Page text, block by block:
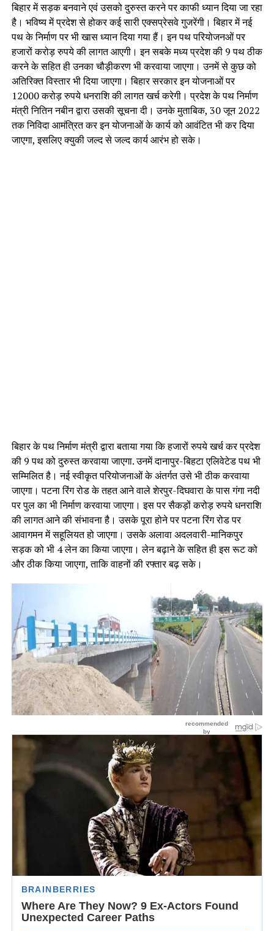
बिहार में सड़क बनवाने एवं उसको दुरुस्‍त करने पर काफी ध्‍यान दिया जा रहा
है। भविष्‍य में प्रदेश से होकर कई सारी एक्‍सप्रेसवे गुजरेंगी। बिहार में नई
पथ के निर्माण पर भी खास ध्‍यान दिया गया हैं। इन पथ परियोजनओं पर
हजारों करोड़ रुपये की लागत आएगी। इन सबके मध्य प्रदेश की 9 पथ ठीक
करने के सहित ही उनका चौड़ीकरण भी करवाया जाएगा। उनमें से कुछ को
अतिरिक्‍त विस्‍तार भी दिया जाएगा। बिहार सरकार इन योजनाओं पर
12000 करोड़ रुपये धनराशि की लागत खर्च करेगी। प्रदेश के पथ निर्माण
मंत्री नितिन नबीन द्वारा उसकी सूचना दी। उनके मुताबिक, 30 जून 2022
तक निविदा आमंत्रित कर इन योजनाओं के कार्य को आवंटित भी कर दिया
जाएगा, इसलिए क्युकी जल्‍द से जल्द कार्य आरंभ हो सके।
बिहार के पथ निर्माण मंत्री द्वारा बताया गया कि हजारों रुपये खर्च कर प्रदेश
की 9 पथ को दुरुस्‍त करवाया जाएगा. उनमें दानापुर-बिहटा एलिवेटेड पथ भी
सम्मिलित है। नई स्‍वीकृत परियोजनाओं के अंतर्गत उसे भी ठीक करवाया
जाएगा। पटना रिंग रोड के तहत आने वाले शेरपुर-दिघवारा के पास गंगा नदी
पर पुल का भी निर्माण करवाया जाएगा। इस पर सैकड़ों करोड़ रुपये धनराशि
की लागत आने की संभावना है। उसके पूरा होने पर पटना रिंग रोड पर
आवागमन में सहूलियत हो जाएगा। उसके अलावा अदलवारी-मानिकपुर
सड़क को भी 4 लेन का किया जाएगा। लेन बढ़ाने के सहित ही इस रूट को
और ठीक किया जाएगा, ताकि वाहनों की रफ्तार बढ़ सके।